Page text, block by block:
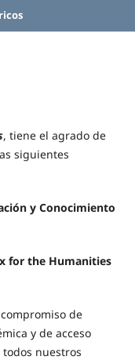
, tiene el agrado de
siguientes
y Conocimiento
for the Humanities
de
y de acceso
nuestros